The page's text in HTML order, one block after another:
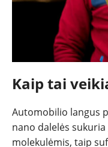
Kaip tai
Automobilio langus
nano dalelės
molekulėmis, taip